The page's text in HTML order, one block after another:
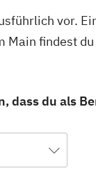
vor.
findest
dass du als